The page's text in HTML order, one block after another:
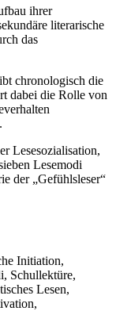
ihrer
literarische
das
chronologisch die
dabei die Rolle von
Lesesozialisation,
Lesemodi
der „Gefühlsleser“
Initiation,
Schullektüre,
Lesen,